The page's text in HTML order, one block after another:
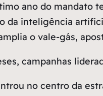
ano do mandato
da inteligência
o vale-gás,
campanhas
no centro da